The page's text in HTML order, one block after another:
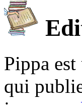
Pippa
qui